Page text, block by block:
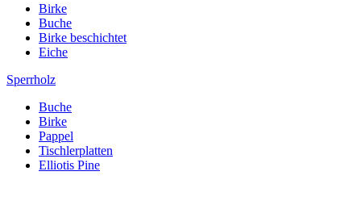
Birke
Buche
Birke beschichtet
Eiche
Sperrholz
Buche
Birke
Pappel
Tischlerplatten
Elliotis Pine